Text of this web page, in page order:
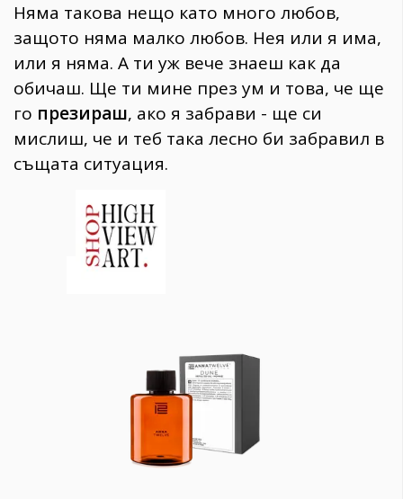
Няма такова нещо като много любов,
защото няма малко любов. Нея или я има,
или я няма. А ти уж вече знаеш как да
обичаш. Ще ти мине през ум и това, че ще
го презираш, ако я забрави - ще си
мислиш, че и теб така лесно би забравил в
същата ситуация.